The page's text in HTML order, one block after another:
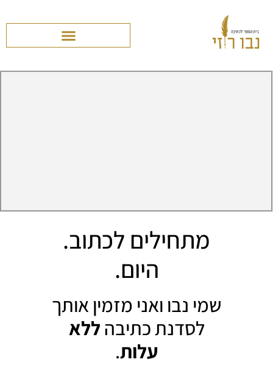
מתחילים לכתוב.
היום.
שמי נבו ואני מזמין אותך
לסדנת כתיבהללא
עלות.